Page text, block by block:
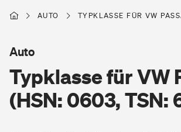
Berufsunfähigkeitsversicherung
Erwerbsunfähigkeitsversicherung
Wohnen
AUTO TYPKLASSE FÜR VW
Typklasse für VW
(HSN: 0603, TSN:
Auto